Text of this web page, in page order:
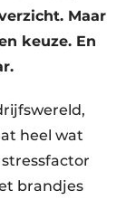
Maar
keuze. En
heel wat
brandjes